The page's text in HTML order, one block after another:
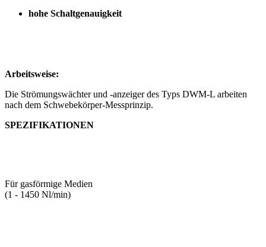
hohe Schaltgenauigkeit
Arbeitsweise:
Die Strömungswächter und -anzeiger des Typs DWM-L arbeiten
nach dem Schwebekörper-Messprinzip.
SPEZIFIKATIONEN
Für gasförmige Medien
(1 - 1450 Nl/min)